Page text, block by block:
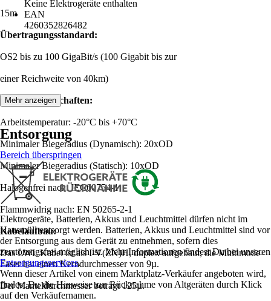
Keine Elektrogeräte enthalten
EAN
4260352826482
15m
Übertragungsstandard:
OS2 bis zu 100 GigaBit/s (100 Gigabit bis zur
einer Reichweite von 40km)
Produkteigenschaften:
Arbeitstemperatur: -20°C bis +70°C
Minimaler Biegeradius (Dynamisch): 20xOD
Minimaler Biegeradius (Statisch): 10xOD
Halogenfrei nach: IEC60754-1
Flammwidrig nach: EN 50265-2-1
Kabelaufbau:
Das LWL Kabel ist als I-V(ZN)H, duplex aufgebaut, die Multimode-
Faser hat einen Kerndurchmesser von 9µ.
Der Manteldurchmesser beträgt 125µ.
Mehr anzeigen
Entsorgung
Bereich überspringen
Elektrogeräte, Batterien, Akkus und Leuchtmittel dürfen nicht im
Hausmüll entsorgt werden. Batterien, Akkus und Leuchtmittel sind vor
der Entsorgung aus dem Gerät zu entnehmen, sofern dies
zerstörungsfrei möglich ist. Mehr Informationen findest Du bei unseren
Entsorgungsservices.
Wenn dieser Artikel von einem Marktplatz-Verkäufer angeboten wird,
findest Du die Hinweise zur Rücknahme von Altgeräten durch Klick
auf den Verkäufernamen.